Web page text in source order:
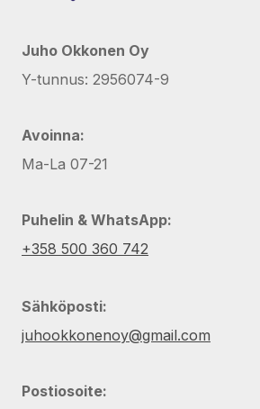
Juho Okkonen Oy
Y-tunnus: 2956074-9
Avoinna:
Ma-La 07-21
Puhelin & WhatsApp:
+358 500 360 742
Sähköposti:
juhookkonenoy@gmail.com
Postiosoite: